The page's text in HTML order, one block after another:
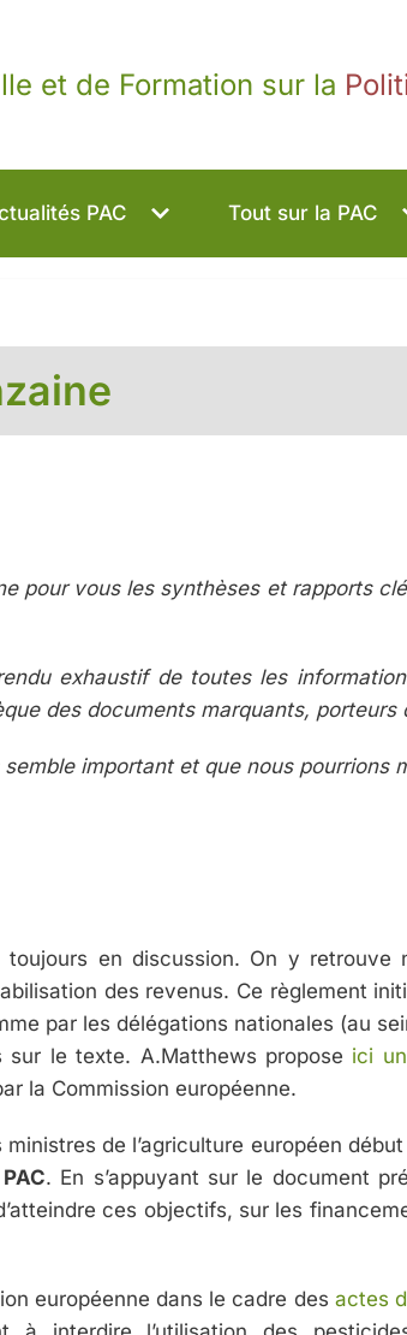
et de Formation sur la
PAC Tout sur la PAC
pour vous les synthèses et rapports
exhaustif de toutes les
des documents marquants, porteurs
important et que nous pourrions
toujours en discussion. On y retrouve
des revenus. Ce règlement
par les délégations nationales (au
sur le texte. A.Matthews propose ici
la Commission européenne.
ministres de l’agriculture européen
. En s’appuyant sur le document
ces objectifs, sur les
européenne dans le cadre des actes